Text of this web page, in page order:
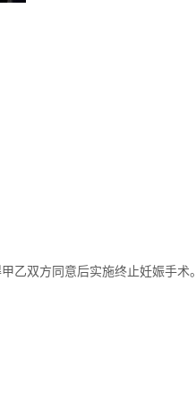
乙双方同意后实施终止妊娠手术。